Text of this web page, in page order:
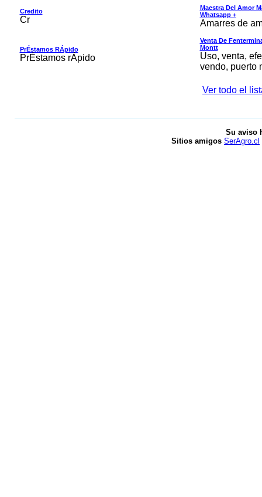
Credito
Cr
Maestra Del Amor
Whatsapp +
Amarres de
PrÉstamos RÁpido
PrÉstamos rÁpido
Venta De
Montt
Uso, venta,
vendo, puerto
Ver todo el
Su aviso
Sitios amigos SerAgro.cl